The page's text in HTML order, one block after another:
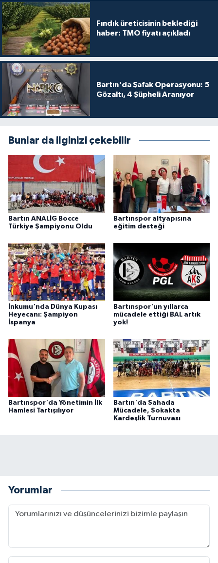
Fındık üreticisinin beklediği
haber: TMO fiyatı açıkladı
Bartın'da Şafak Operasyonu: 5
Gözaltı, 4 Şüpheli Aranıyor
Bunlar da ilginizi çekebilir
Bartın ANALİG Bocce
Türkiye Şampiyonu Oldu
Bartınspor altyapısına
eğitim desteği
İnkumu'nda Dünya Kupası
Heyecanı: Şampiyon
İspanya
Bartınspor'un yıllarca
mücadele ettiği BAL artık
yok!
Bartınspor'da Yönetimin İlk
Hamlesi Tartışılıyor
Bartın'da Sahada
Mücadele, Sokakta
Kardeşlik Turnuvası
Yorumlar